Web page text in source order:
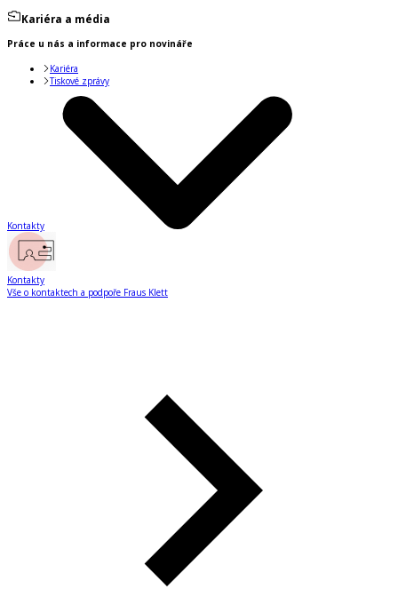
Kariéra a média
Práce u nás a informace pro novináře
Kariéra
Tiskové zprávy
Kontakty
Kontakty
Vše o kontaktech a podpoře Fraus Klett